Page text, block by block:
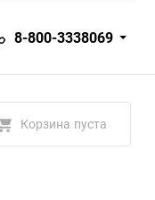
8-800-3338069
Корзина пуста